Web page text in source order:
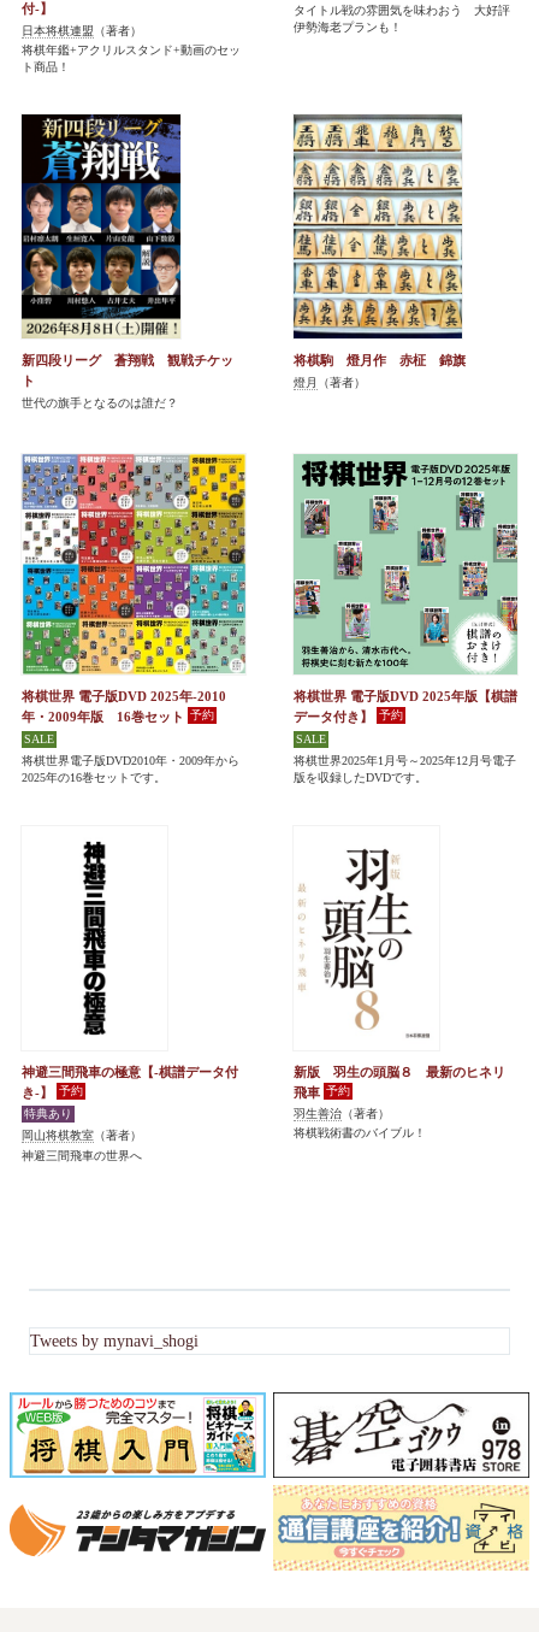
付-】
日本将棋連盟 （著者）
将棋年鑑+アクリルスタンド+動画のセッ
ト商品！
タイトル戦の雰囲気を味わおう 大好評
伊勢海老プランも！
新四段リーグ 蒼翔戦 観戦チケッ
ト
世代の旗手となるのは誰だ？
将棋駒 燈月作 赤柾 錦旗
燈月 （著者）
将棋世界 電子版DVD 2025年-2010
年・2009年版 16巻セット
将棋世界電子版DVD2010年・2009年から
2025年の16巻セットです。
将棋世界 電子版DVD 2025年版【棋譜
データ付き】
将棋世界2025年1月号～2025年12月号電子
版を収録したDVDです。
神避三間飛車の極意【-棋譜データ付
き-】
岡山将棋教室 （著者）
神避三間飛車の世界へ
新版 羽生の頭脳８ 最新のヒネリ
飛車
羽生善治 （著者）
将棋戦術書のバイブル！
Tweets by mynavi_shogi